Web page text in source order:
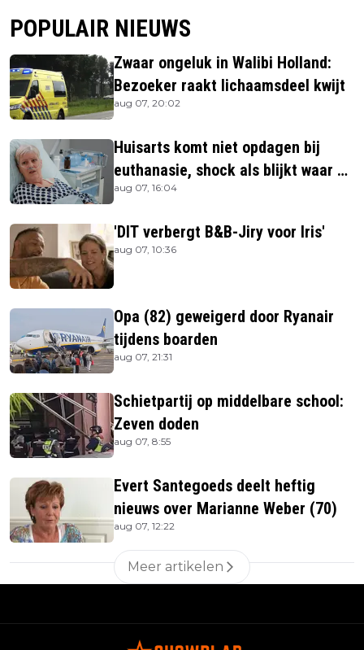
POPULAIR NIEUWS
Zwaar ongeluk in Walibi Holland:
Bezoeker raakt lichaamsdeel kwijt
aug 07, 20:02
Huisarts komt niet opdagen bij
euthanasie, shock als blijkt waar ze
is
aug 07, 16:04
'DIT verbergt B&B-Jiry voor Iris'
aug 07, 10:36
Opa (82) geweigerd door Ryanair
tijdens boarden
aug 07, 21:31
Schietpartij op middelbare school:
Zeven doden
aug 07, 8:55
Evert Santegoeds deelt heftig
nieuws over Marianne Weber (70)
aug 07, 12:22
Meer artikelen